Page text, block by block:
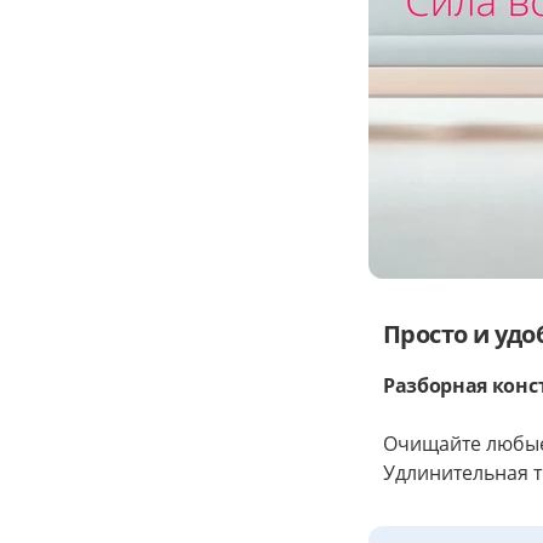
Просто и
Разборная
Очищайте
Удлинительная